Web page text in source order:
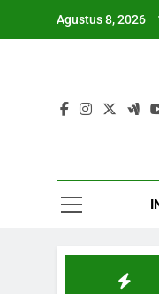
Agustus 8, 2026
Spanyol Siap